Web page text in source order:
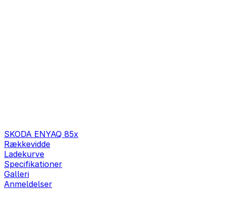
SKODA ENYAQ 85x
Rækkevidde
Ladekurve
Specifikationer
Galleri
Anmeldelser